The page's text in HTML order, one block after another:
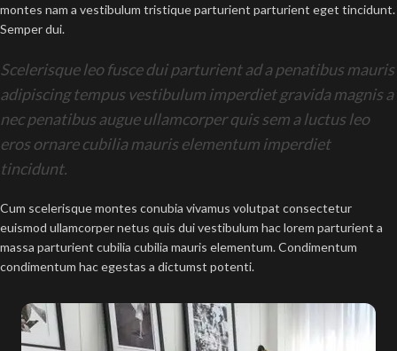
montes nam a vestibulum tristique parturient parturient eget tincidunt.
Semper dui.
Scelerisque leo fusce dui parturient ad a penatibus mauris
adipiscing tempus vestibulum imperdiet gravida magnis a
nec penatibus augue ullamcorper quis sem a luctus leo
eros ornare cubilia mauris elementum imperdiet
tincidunt.
Cum scelerisque montes conubia vivamus volutpat consectetur
euismod ullamcorper netus quis dui vestibulum hac lorem parturient a
massa parturient cubilia cubilia mauris elementum. Condimentum
condimentum hac egestas a dictumst potenti.